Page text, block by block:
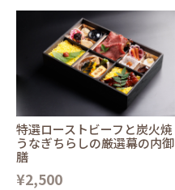
特選ローストビーフと炭火焼
うなぎちらしの厳選幕の内御
膳
¥2,500